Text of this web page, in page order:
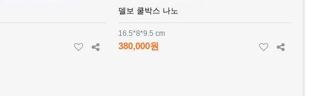
델보 쿨박스 나노
16.5*8*9.5 cm
380,000원